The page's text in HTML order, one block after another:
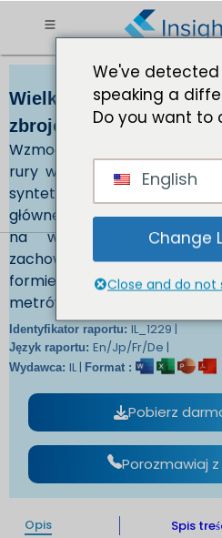
Wielkość rynku rur
zbrojonych (RTP) USD
Wzmocniona rura
rury wzmocnionej za
syntetycznego, takiego jak
główne cechy to odporność
na wysokie ciśnienie
zachowanie
formie rolki (ciągła rura) o
metrów do kilometrów na
Identyfikator raportu: IL_1229 |
Język raportu: En/Jp/Fr/De |
Wydawca: IL | Format :
Pobierz
Porozmawiaj
Opis Spis
We've
speaking a
Do you want to
English
Change
Close and do not